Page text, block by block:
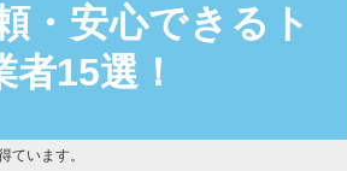
・安心できるト
15選！
います。